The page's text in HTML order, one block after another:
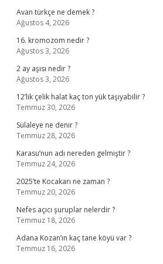
Avan türkçe ne demek ?
Ağustos 4, 2026
16. kromozom nedir ?
Ağustos 3, 2026
2 ay aşısı nedir ?
Ağustos 3, 2026
12’lik çelik halat kaç ton yük taşıyabilir ?
Temmuz 30, 2026
Sülaleye ne denir ?
Temmuz 28, 2026
Karasu’nun adı nereden gelmiştir ?
Temmuz 24, 2026
2025’te Kocakarı ne zaman ?
Temmuz 20, 2026
Nefes açıcı şuruplar nelerdir ?
Temmuz 18, 2026
Adana Kozan’ın kaç tane köyü var ?
Temmuz 16, 2026